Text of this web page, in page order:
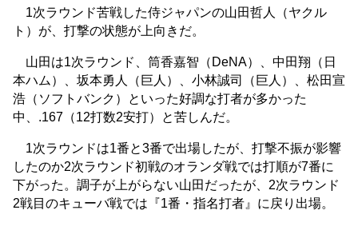
1次ラウンド苦戦した侍ジャパンの山田哲人（ヤクル
ト）が、打撃の状態が上向きだ。
山田は1次ラウンド、筒香嘉智（DeNA）、中田翔（日
本ハム）、坂本勇人（巨人）、小林誠司（巨人）、松田宣
浩（ソフトバンク）といった好調な打者が多かった
中、.167（12打数2安打）と苦しんだ。
1次ラウンドは1番と3番で出場したが、打撃不振が影響
したのか2次ラウンド初戦のオランダ戦では打順が7番に
下がった。調子が上がらない山田だったが、2次ラウンド
2戦目のキューバ戦では『1番・指名打者』に戻り出場。